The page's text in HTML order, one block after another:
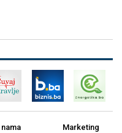
nama
Marketing